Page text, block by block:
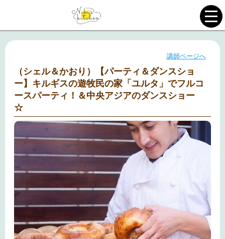
講師ページへ
（シェル＆かおり）【パーティ＆ダンスショ
ー】キルギスの遊牧民の家「ユルタ」でフルコ
ースパーティ！＆中央アジアのダンスショー
☆